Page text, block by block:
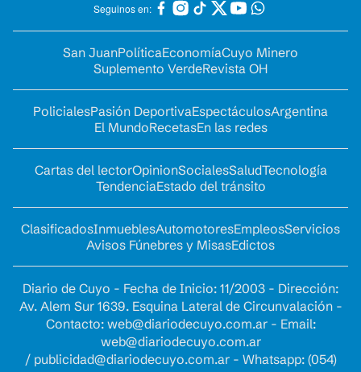
Seguinos en:
San JuanPolíticaEconomíaCuyo Minero
Suplemento VerdeRevista OH
PolicialesPasión DeportivaEspectáculosArgentina
El MundoRecetasEn las redes
Cartas del lectorOpinionSocialesSaludTecnología
TendenciaEstado del tránsito
ClasificadosInmueblesAutomotoresEmpleosServicios
Avisos Fúnebres y MisasEdictos
Diario de Cuyo - Fecha de Inicio: 11/2003 - Dirección:
Av. Alem Sur 1639. Esquina Lateral de Circunvalación -
Contacto: web@diariodecuyo.com.ar- Email:
web@diariodecuyo.com.ar
/ publicidad@diariodecuyo.com.ar- Whatsapp: (054)